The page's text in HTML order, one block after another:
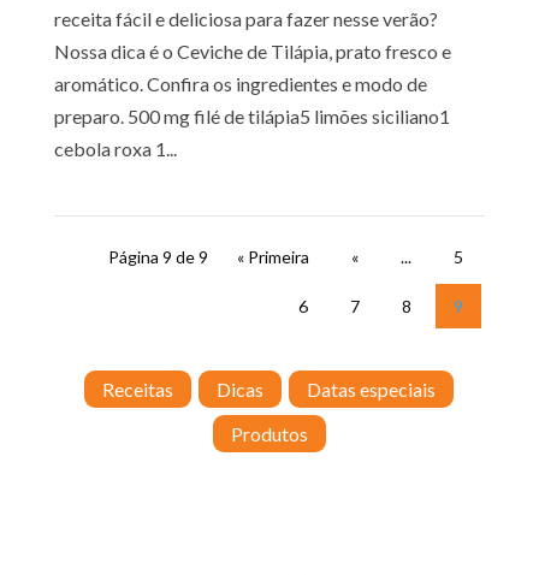
receita fácil e deliciosa para fazer nesse verão?
Nossa dica é o Ceviche de Tilápia, prato fresco e
aromático. Confira os ingredientes e modo de
preparo. 500 mg filé de tilápia5 limões siciliano1
cebola roxa 1...
Página 9 de 9 « Primeira « ... 5
6 7 8 9
Receitas Dicas
Datas especiais
Produtos